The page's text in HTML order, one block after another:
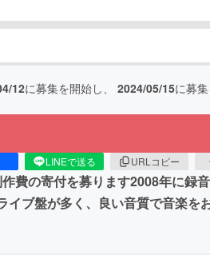
12に募集を開始し、 2024/05/15に募
LINEで送る URLコピー
費の寄付を募ります︎︎2008年に
イブ盤が多く、良い音質で音楽